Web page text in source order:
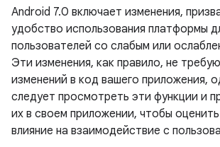
Android 7.0 включает изменения,
удобство использования платформы
пользователей со слабым или
Эти изменения, как правило, не
изменений в код вашего приложения,
следует просмотреть эти функции и
их в своем приложении, чтобы
влияние на взаимодействие с